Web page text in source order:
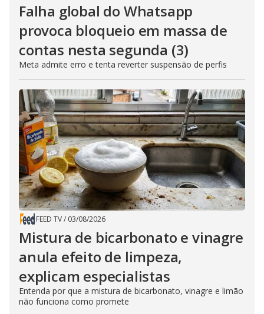
Falha global do Whatsapp
provoca bloqueio em massa de
contas nesta segunda (3)
Meta admite erro e tenta reverter suspensão de perfis
FEED TV/ 03/08/2026
Mistura de bicarbonato e vinagre
anula efeito de limpeza,
explicam especialistas
Entenda por que a mistura de bicarbonato, vinagre e limão
não funciona como promete